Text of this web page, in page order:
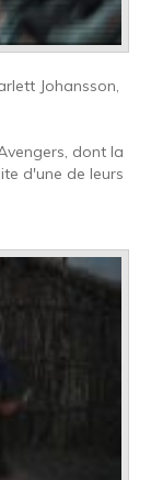
Johansson,
dont la
d'une de leurs